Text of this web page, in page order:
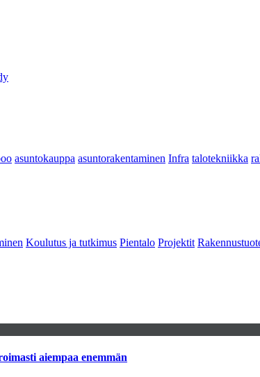
asuntokauppa asuntorakentaminen Infra talotekniikka
Koulutus ja tutkimus Pientalo Projektit
aiempaa enemmän